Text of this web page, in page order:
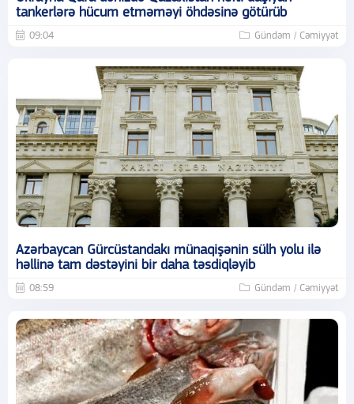
tankerlərə hücum etməməyi öhdəsinə götürüb
09:04 Gündəm / Cəmiyyət
Azərbaycan Gürcüstandakı münaqişənin sülh yolu ilə
həllinə tam dəstəyini bir daha təsdiqləyib
08:59 Gündəm / Cəmiyyət